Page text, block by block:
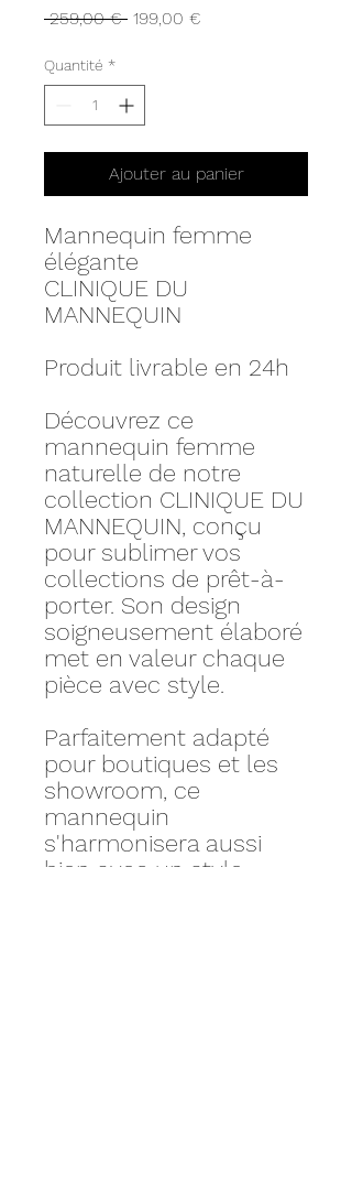
259,00 € Prix
199,00 €
Quantité *
Ajouter au panier
Mannequin femme
élégante
CLINIQUE DU
MANNEQUIN
Produit livrable en 24h
Découvrez ce
mannequin femme
naturelle de notre
collection CLINIQUE DU
MANNEQUIN, conçu
pour sublimer vos
collections de prêt-à-
porter. Son design
soigneusement élaboré
met en valeur chaque
pièce avec style.
Parfaitement adapté
pour boutiques et les
showroom, ce
mannequin
s'harmonisera aussi
bien avec un style